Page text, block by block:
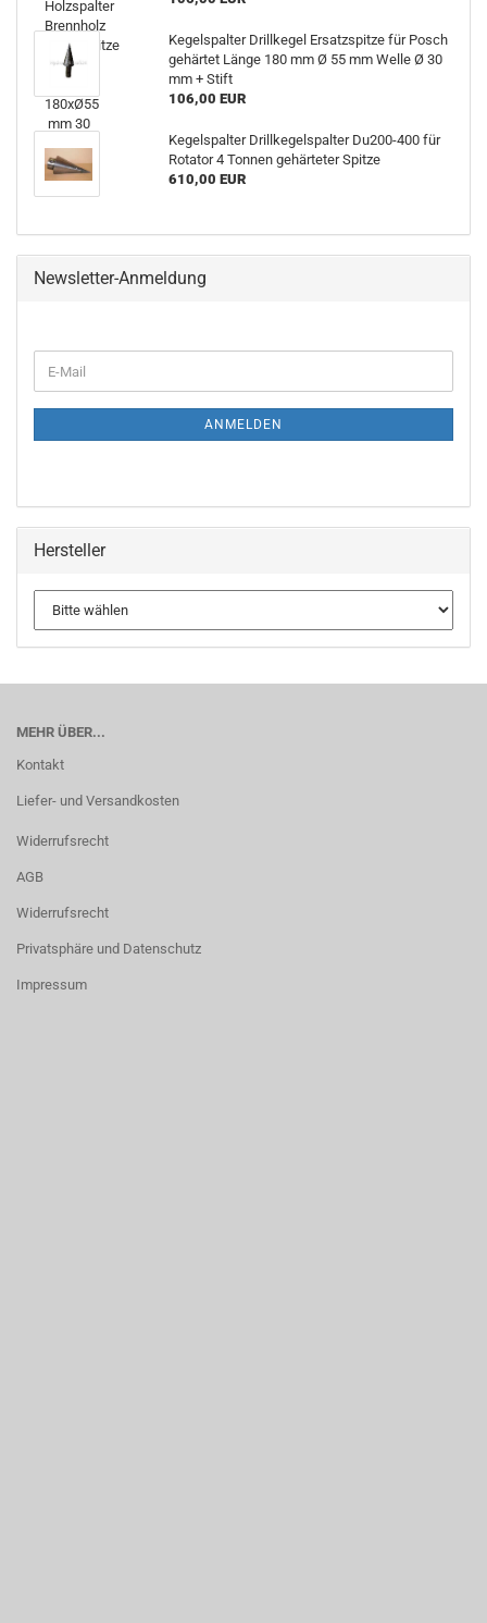
Kegelspalter Drillkegel Ersatzspitze für Posch
gehärtet Länge 180 mm Ø 55 mm Welle Ø 30
mm + Stift
106,00 EUR
Kegelspalter Drillkegelspalter Du200-400 für
Rotator 4 Tonnen gehärteter Spitze
610,00 EUR
Newsletter-Anmeldung
ANMELDEN
Hersteller
MEHR ÜBER...
Kontakt
Liefer- und Versandkosten
Widerrufsrecht
AGB
Widerrufsrecht
Privatsphäre und Datenschutz
Impressum